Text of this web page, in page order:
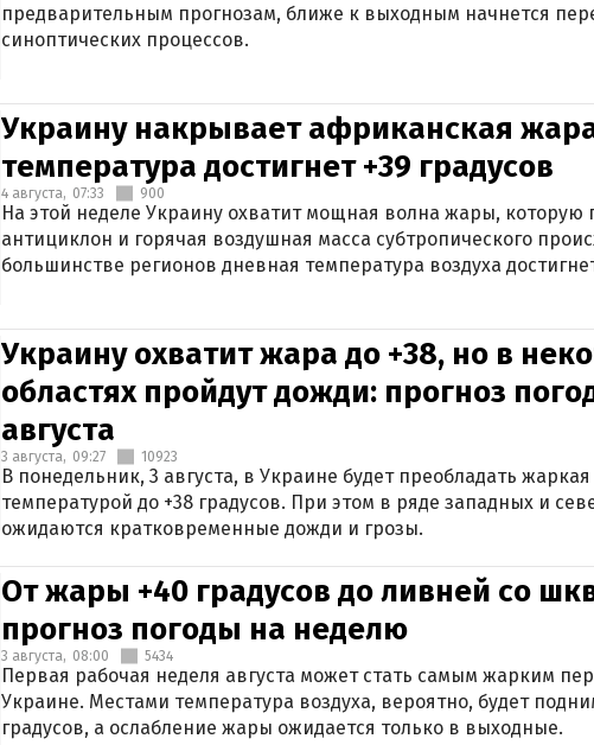
предварительным прогнозам, ближе к выходным начнется
синоптических процессов.
Украину накрывает африканская
температура достигнет +39 градусов
4 августа, 07:33 900
На этой неделе Украину охватит мощная волна жары, которую
антициклон и горячая воздушная масса субтропического
большинстве регионов дневная температура воздуха
Украину охватит жара до +38, но в
областях пройдут дожди: прогноз
августа
3 августа, 09:27 10923
В понедельник, 3 августа, в Украине будет преобладать жаркая
температурой до +38 градусов. При этом в ряде западных и
ожидаются кратковременные дожди и грозы.
От жары +40 градусов до ливней со
прогноз погоды на неделю
3 августа, 08:00 5434
Первая рабочая неделя августа может стать самым жарким
Украине. Местами температура воздуха, вероятно, будет
градусов, а ослабление жары ожидается только в выходные.